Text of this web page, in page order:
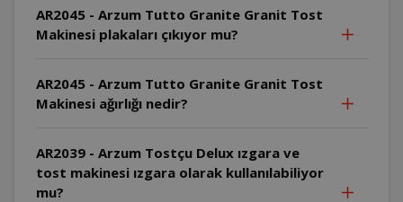
AR2045 - Arzum Tutto Granite Granit Tost
Makinesi plakaları çıkıyor mu?
AR2045 - Arzum Tutto Granite Granit Tost
Makinesi ağırlığı nedir?
AR2039 - Arzum Tostçu Delux ızgara ve
tost makinesi ızgara olarak kullanılabiliyor
mu?